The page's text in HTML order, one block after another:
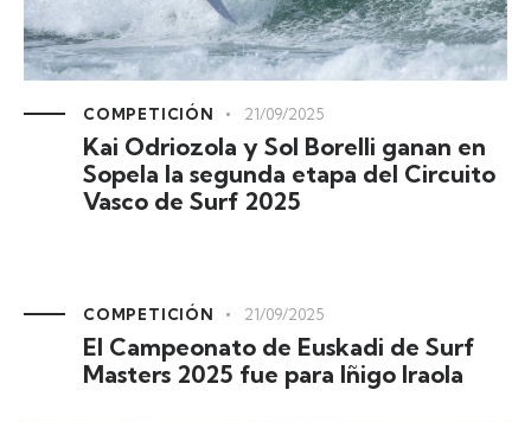
COMPETICIÓN 21/09/2025
Kai Odriozola y Sol Borelli ganan en
Sopela la segunda etapa del Circuito
Vasco de Surf 2025
COMPETICIÓN 21/09/2025
El Campeonato de Euskadi de Surf
Masters 2025 fue para Iñigo Iraola